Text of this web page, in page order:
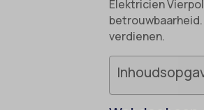
Elektricien
verdienen.